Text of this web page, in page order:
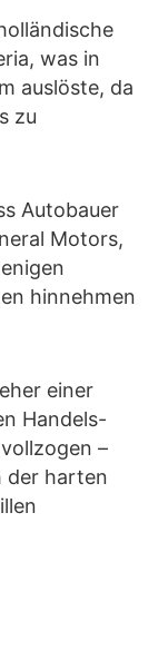
was in
auslöste, da
zu
Autobauer
Motors,
hinnehmen
einer
Handels-
–
der harten